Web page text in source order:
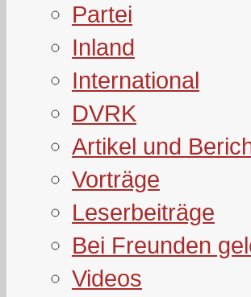
Partei
Inland
International
DVRK
Artikel und
Vorträge
Leserbeiträge
Bei Freunden
Videos